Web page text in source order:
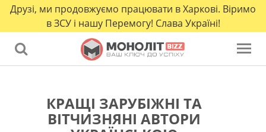
Друзі, ми продовжуємо працювати в Харкові. Віримо
в ЗСУ і нашу Перемогу! Слава Україні!
КРАЩІ ЗАРУБІЖНІ ТА
ВІТЧИЗНЯНІ АВТОРИ